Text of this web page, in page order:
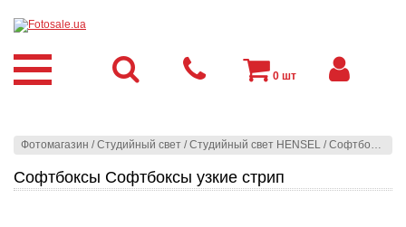
Фотомагазин /Студийный свет /Студийный свет HENSEL /Софтбоксы
Софтбоксы Софтбоксы узкие стрип
0 шт